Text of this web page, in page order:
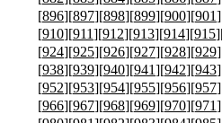
[896][897][898][899][900][901
[910][911][912][913][914][915
[924][925][926][927][928][929
[938][939][940][941][942][943
[952][953][954][955][956][957
[966][967][968][969][970][971